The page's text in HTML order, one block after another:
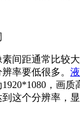
间距通常比较
率要低很多。
，画质
这个分辨率，